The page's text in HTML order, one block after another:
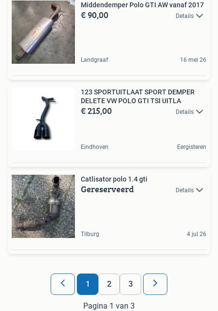
Middendemper Polo GTI AW vanaf 2017
€ 90,00 Details
Landgraaf 16 mei 26
123 SPORTUITLAAT SPORT DEMPER
DELETE VW POLO GTI TSI UITLA
€ 215,00 Details
Eindhoven Eergisteren
Catlisator polo 1.4 gti
Gereserveerd Details
Tilburg 4 jul 26
1 2 3
Pagina 1 van 3